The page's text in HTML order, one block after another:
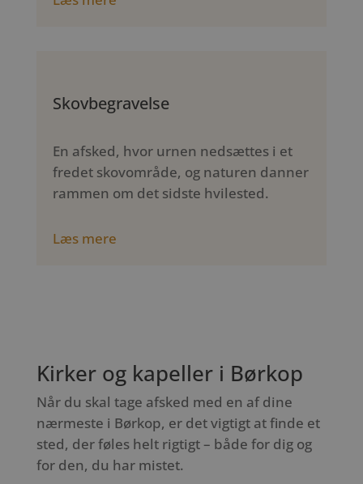
Skovbegravelse
En afsked, hvor urnen nedsættes i et
fredet skovområde, og naturen danner
rammen om det sidste hvilested.
Læs mere
Kirker og kapeller i Børkop
Når du skal tage afsked med en af dine
nærmeste i Børkop, er det vigtigt at finde et
sted, der føles helt rigtigt – både for dig og
for den, du har mistet.